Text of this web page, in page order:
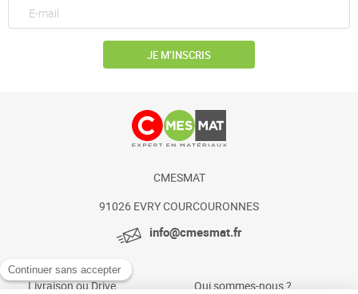
JE M’INSCRIS
CMESMAT
91026 EVRY COURCOURONNES
info@cmesmat.fr
Livraison ou Drive Qui sommes-nous ?